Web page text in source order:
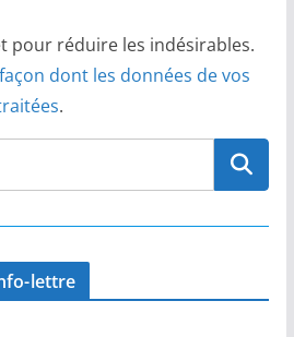
pour réduire les indésirables.
dont les données de vos
.
lettre